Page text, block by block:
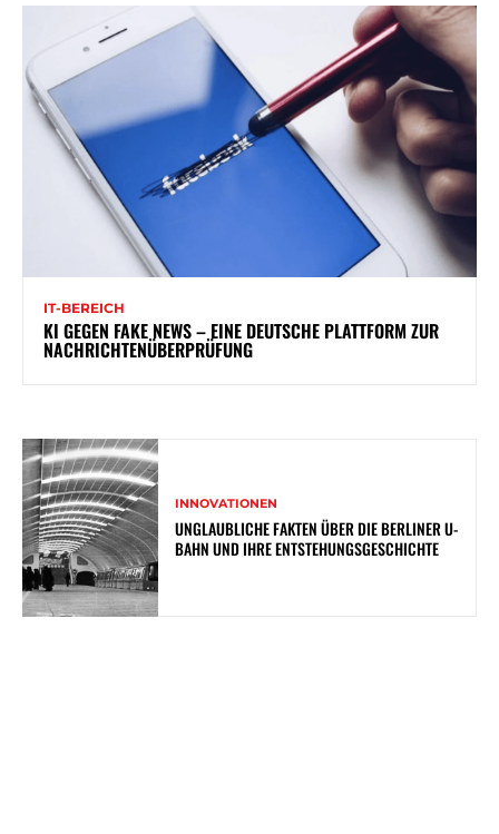
IT-BEREICH
KI GEGEN FAKE NEWS – EINE DEUTSCHE PLATTFORM ZUR
NACHRICHTENÜBERPRÜFUNG
INNOVATIONEN
UNGLAUBLICHE FAKTEN ÜBER DIE BERLINER U-
BAHN UND IHRE ENTSTEHUNGSGESCHICHTE